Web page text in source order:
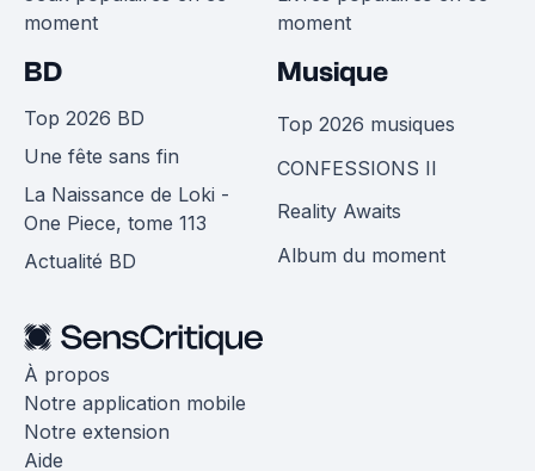
moment
moment
BD
Top 2026 BD
Une fête sans fin
La Naissance de Loki -
One Piece, tome 113
Actualité BD
Musique
Top 2026 musiques
CONFESSIONS II
Reality Awaits
Album du moment
À propos
Notre application mobile
Notre extension
Aide